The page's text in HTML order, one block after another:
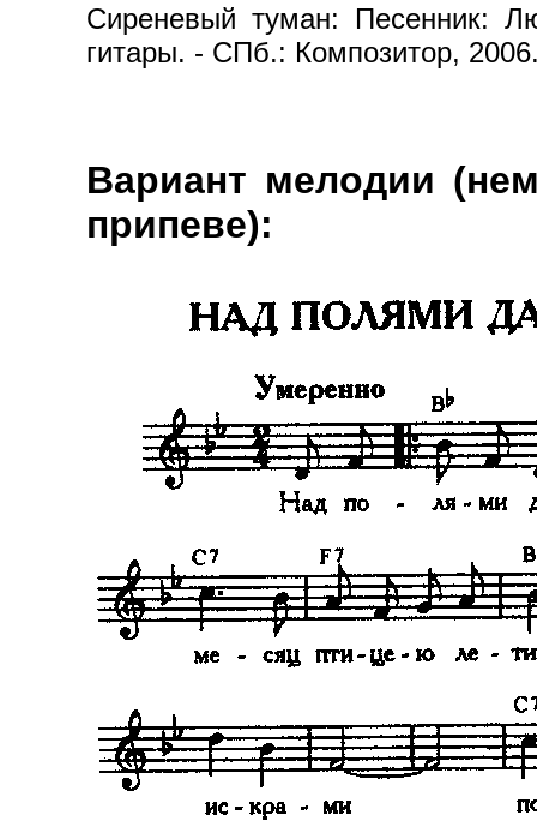
Сиреневый туман: Песенник:
гитары. - СПб.: Композитор,
Вариант мелодии
припеве):